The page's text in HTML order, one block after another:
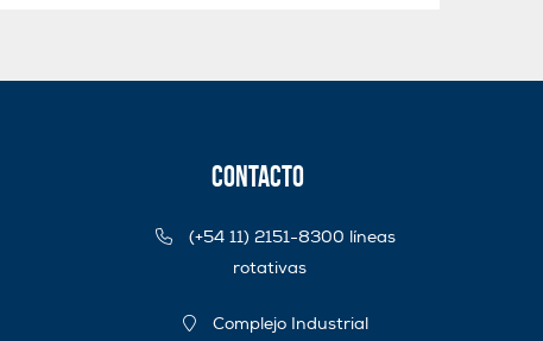
Contacto
(+54 11) 2151-8300 líneas
rotativas
Complejo Industrial